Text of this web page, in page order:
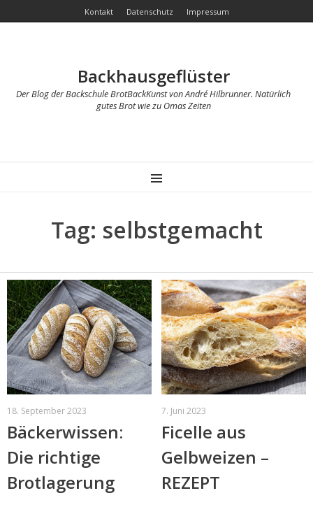
Kontakt Datenschutz Impressum
Backhausgeflüster
Der Blog der Backschule BrotBackKunst von André Hilbrunner. Natürlich
gutes Brot wie zu Omas Zeiten
MENU
Tag: selbstgemacht
18. September 2023
Bäckerwissen:
Die richtige
Brotlagerung
7. Juni 2023
Ficelle aus
Gelbweizen –
REZEPT